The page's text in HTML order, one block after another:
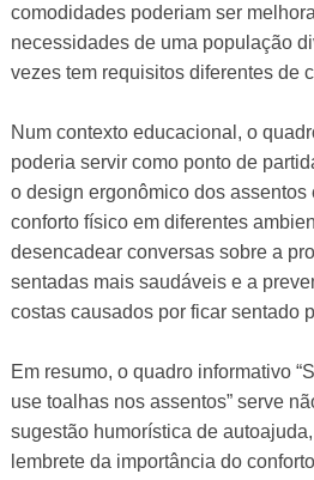
comodidades poderiam ser
necessidades de uma população
vezes tem requisitos diferentes de
Num contexto educacional, o
poderia servir como ponto de
o design ergonômico dos assentos
conforto físico em diferentes
desencadear conversas sobre a
sentadas mais saudáveis ​​e a
costas causados ​​por ficar sentado
Em resumo, o quadro informativo
use toalhas nos assentos” serve
sugestão humorística de
lembrete da importância do